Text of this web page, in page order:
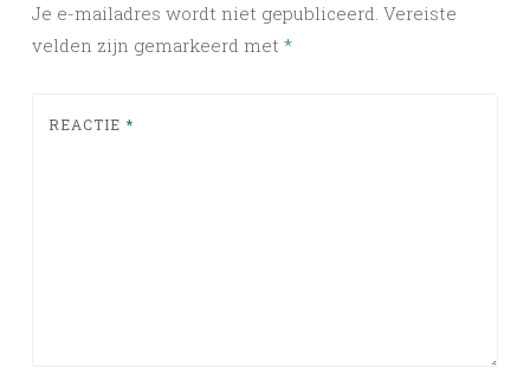
Je e-mailadres wordt niet gepubliceerd. Vereiste
velden zijn gemarkeerd met *
REACTIE *